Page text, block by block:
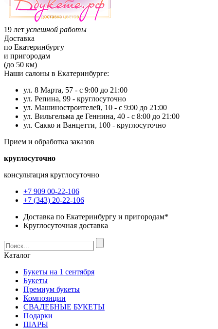
19 лет успешной работы
Доставка
по Екатеринбургу
и пригородам
(до 50 км)
Наши салоны в Екатеринбурге:
ул. 8 Марта, 57 - с 9:00 до 21:00
ул. Репина, 99 - круглосуточно
ул. Машиностроителей, 10 - с 9:00 до 21:00
ул. Вильгельма де Геннина, 40 - с 8:00 до 21:00
ул. Сакко и Ванцетти, 100 - круглосуточно
Прием и обработка заказов
круглосуточно
консультация круглосуточно
+7 909 00-22-106
+7 (343) 20-22-106
Доставка по Екатеринбургу и пригородам*
Круглосуточная доставка
Каталог
Букеты на 1 сентября
Букеты
Премиум букеты
Композиции
СВАДЕБНЫЕ БУКЕТЫ
Подарки
ШАРЫ